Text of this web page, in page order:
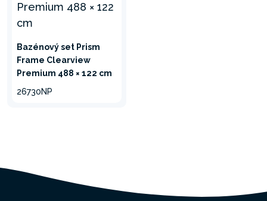
Bazénový set Prism
Frame Clearview
Premium 488 × 122 cm
26730NP